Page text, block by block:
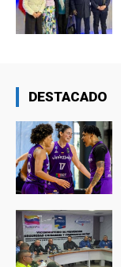
DESTACADO